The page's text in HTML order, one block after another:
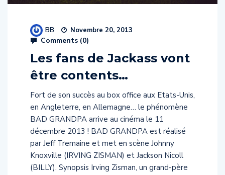
Comments (0)
Les fans de Jackass vont
être contents…
en Angleterre, en Allemagne… le phénomène
BAD GRANDPA arrive au cinéma le 11
décembre 2013 ! BAD GRANDPA est réalisé
par Jeff Tremaine et met en scène Johnny
Knoxville (IRVING ZISMAN) et Jackson Nicoll
(BILLY). Synopsis Irving Zisman, un grand-père
trash de 86 ans, doit s’occuper […]